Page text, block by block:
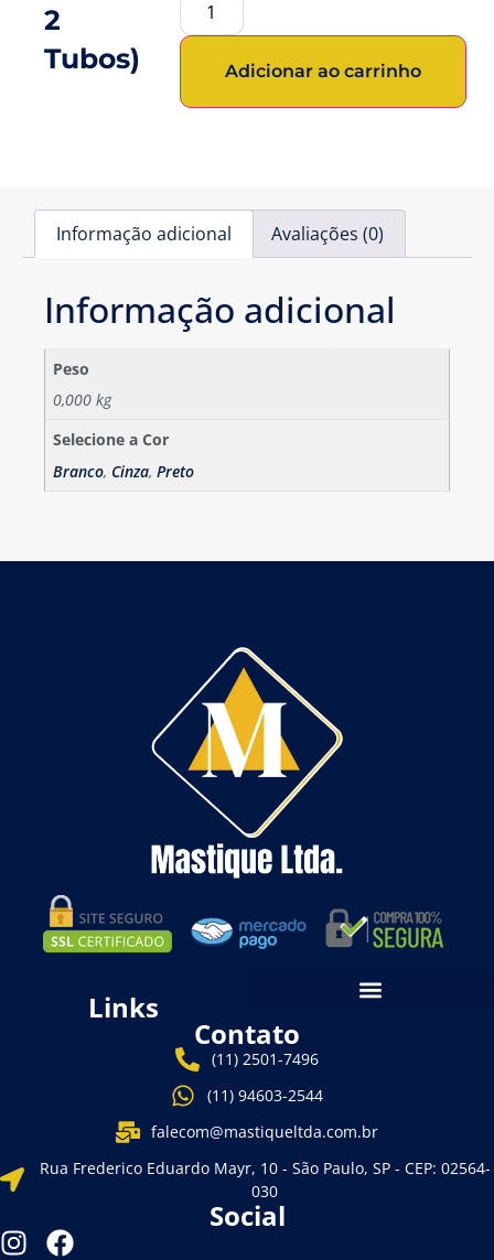
2
Tubos)
Adicionar ao carrinho
Informação adicional Avaliações (0)
Informação adicional
Peso
0,000 kg
Selecione a Cor
Branco, Cinza,Preto
Links
Contato
(11) 2501-7496
(11) 94603-2544
falecom@mastiqueltda.com.br
Rua Frederico Eduardo Mayr, 10 - São Paulo, SP - CEP: 02564-
030
Social